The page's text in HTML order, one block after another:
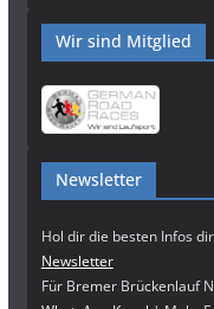
Wir sind Mitglied
Newsletter
Hol dir die besten Infos
Newsletter
Für Bremer Brückenlauf